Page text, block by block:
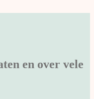
en over vele